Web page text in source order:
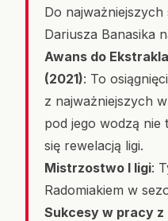
Do
Dariusza Banasika
Awans do
(2021): To
z najważniejszych
pod jego wodzą nie
się rewelacją ligi.
Mistrzostwo I ligi:
Radomiakiem w
Sukcesy w pracy z